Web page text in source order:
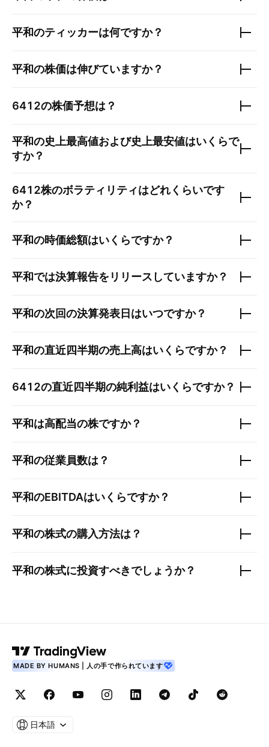
平和のティッカーは何ですか？
平和の株価は伸びていますか？
6412の株価予想は？
平和の史上最高値および史上最安値はいくらで
すか？
6412株のボラティリティはどれくらいです
か？
平和の時価総額はいくらですか？
平和では決算報告をリリースしていますか？
平和の次回の決算発表日はいつですか？
平和の直近四半期の売上高はいくらですか？
6412の直近四半期の純利益はいくらですか？
平和は高配当の株ですか？
平和の従業員数は？
平和のEBITDAはいくらですか？
平和の株式の購入方法は？
平和の株式に投資すべきでしょうか？
MADE BY HUMANS | 人の手で作られています
日本語